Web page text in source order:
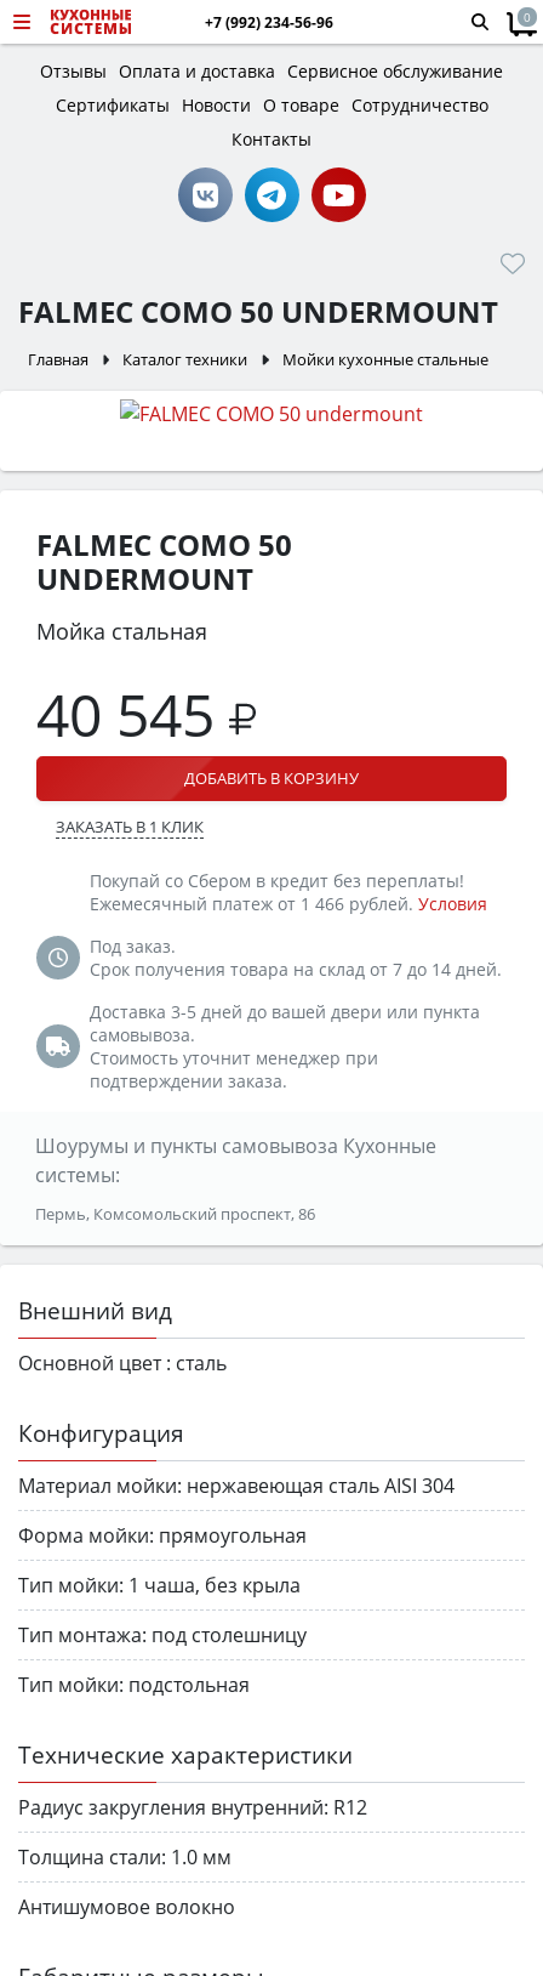
+7 (992) 234-56-96 0
Отзывы Оплата и доставка Сервисное обслуживание
Сертификаты
Новости О товаре Сотрудничество
Контакты
FALMEC COMO 50 UNDERMOUNT
Главная Каталог техники Мойки кухонные стальные
FALMEC COMO 50
UNDERMOUNT
Мойка стальная
40 545
ДОБАВИТЬ В КОРЗИНУ
ЗАКАЗАТЬ В 1 КЛИК
Покупай со Сбером в кредит без переплаты!
Ежемесячный платеж от 1 466 рублей. Условия
Под заказ.
Срок получения товара на склад от 7 до 14 дней.
Доставка 3-5 дней до вашей двери или пункта
самовывоза.
Стоимость уточнит менеджер при
подтверждении заказа.
Шоурумы и пункты самовывоза Кухонные
системы:
Пермь, Комсомольский проспект, 86
Внешний вид
Основной цвет : сталь
Конфигурация
Материал мойки: нержавеющая сталь AISI 304
Форма мойки: прямоугольная
Тип мойки: 1 чаша, без крыла
Тип монтажа: под столешницу
Тип мойки: подстольная
Технические характеристики
Радиус закругления внутренний: R12
Толщина стали: 1.0 мм
Антишумовое волокно